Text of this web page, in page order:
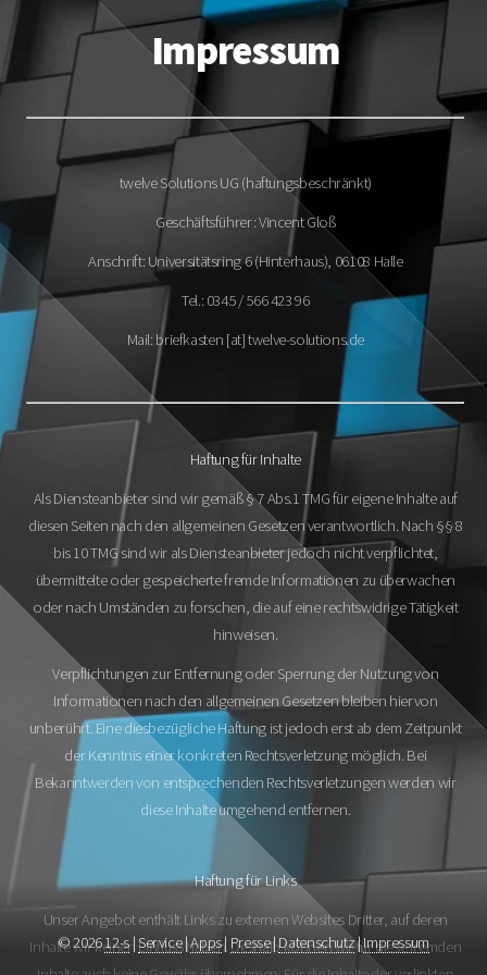
Impressum
twelve Solutions UG (haftungsbeschränkt)
Geschäftsführer: Vincent Gloß
Anschrift: Universitätsring 6 (Hinterhaus), 06108 Halle
Tel.: 0345 / 566 423 96
Mail: briefkasten [at] twelve-solutions.de
Haftung für Inhalte
Als Diensteanbieter sind wir gemäß § 7 Abs.1 TMG für eigene Inhalte auf
diesen Seiten nach den allgemeinen Gesetzen verantwortlich. Nach §§ 8
bis 10 TMG sind wir als Diensteanbieter jedoch nicht verpflichtet,
übermittelte oder gespeicherte fremde Informationen zu überwachen
oder nach Umständen zu forschen, die auf eine rechtswidrige Tätigkeit
hinweisen.
Verpflichtungen zur Entfernung oder Sperrung der Nutzung von
Informationen nach den allgemeinen Gesetzen bleiben hiervon
unberührt. Eine diesbezügliche Haftung ist jedoch erst ab dem Zeitpunkt
der Kenntnis einer konkreten Rechtsverletzung möglich. Bei
Bekanntwerden von entsprechenden Rechtsverletzungen werden wir
diese Inhalte umgehend entfernen.
Haftung für Links
Unser Angebot enthält Links zu externen Websites Dritter, auf deren
Inhalte wir keinen Einfluss haben. Deshalb können wir für diese fremden
© 202612-s|Service|Apps| Presse|Datenschutz|Impressum
#12-s.de